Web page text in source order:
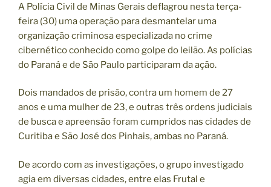
A Polícia Civil de Minas Gerais deflagrou nesta terça-
feira (30) uma operação para desmantelar uma
organização criminosa especializada no crime
cibernético conhecido como golpe do leilão. As polícias
do Paraná e de São Paulo participaram da ação.
Dois mandados de prisão, contra um homem de 27
anos e uma mulher de 23, e outras três ordens judiciais
de busca e apreensão foram cumpridos nas cidades de
Curitiba e São José dos Pinhais, ambas no Paraná.
De acordo com as investigações, o grupo investigado
agia em diversas cidades, entre elas Frutal e